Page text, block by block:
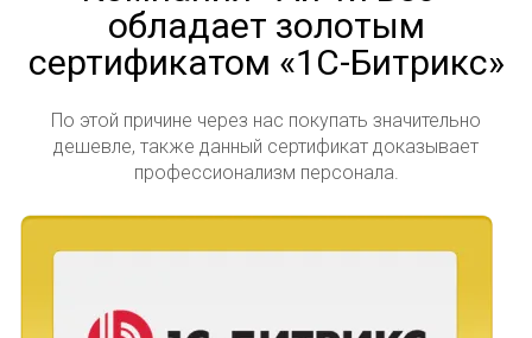
обладает золотым
сертификатом «1С-Битрикс»
По этой причине через нас покупать значительно
дешевле, также данный сертификат доказывает
профессионализм персонала.